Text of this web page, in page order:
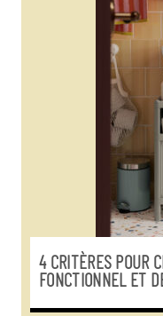
4 CRITÈRES POUR
FONCTIONNEL ET